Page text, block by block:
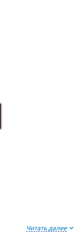
Читать далее